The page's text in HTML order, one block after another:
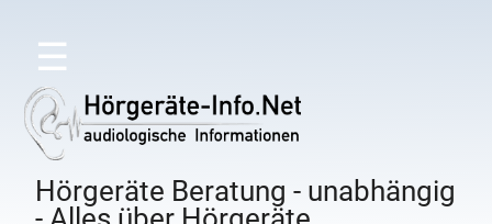
☰
Hörgeräte Beratung - unabhängig